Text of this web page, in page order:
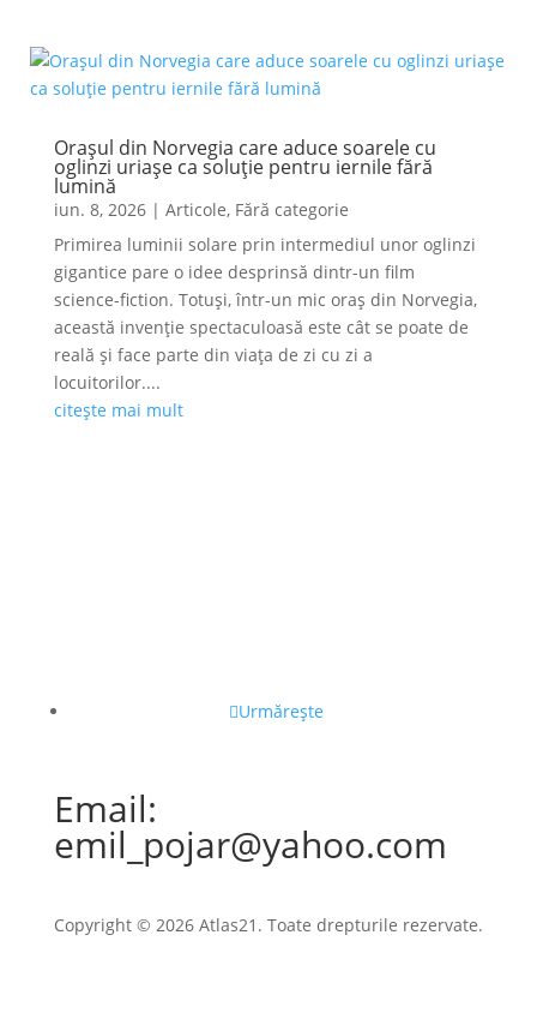
Orașul din Norvegia care aduce soarele cu
oglinzi uriașe ca soluție pentru iernile fără
lumină
iun. 8, 2026| Articole, Fără categorie
Primirea luminii solare prin intermediul unor oglinzi
gigantice pare o idee desprinsă dintr-un film
science-fiction. Totuși, într-un mic oraș din Norvegia,
această invenție spectaculoasă este cât se poate de
reală și face parte din viața de zi cu zi a
locuitorilor....
citește mai mult
Urmărește
Email:
emil_pojar@yahoo.com
Copyright © 2026 Atlas21. Toate drepturile rezervate.